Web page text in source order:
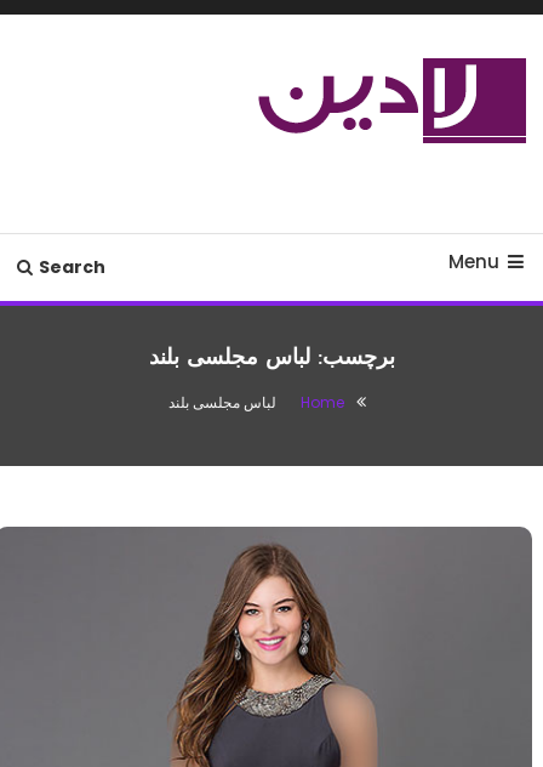
Skip
Menu
Search
برچسب:لباس مجلسی بلند
Home لباس مجلسی بلند